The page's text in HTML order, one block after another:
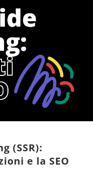
(SSR):
e la SEO